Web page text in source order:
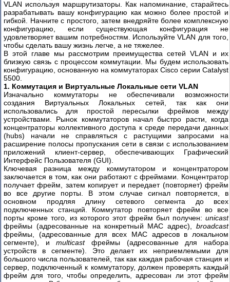
VLAN используя маршрутизаторы. Как напоминание, старайтесь
разрабатывать вашу конфигурацию как можно более простой и
гибкой. Начните с простого, затем внедряйте более комплексную
конфигурацию, если существующая конфигурация не
удовлетворяет вашим потребностям. Используйте VLAN для того,
чтобы сделать вашу жизнь легче, а не тяжелее.
В этой главе мы рассмотрим преимущества сетей VLAN и их
близкую связь с процессом коммутации. Мы будем использовать
конфигурацию, основанную на коммутаторах Cisco серии Catalyst
5500.
1. Коммутация и Виртуальные Локальные сети VLAN
Изначально коммутаторы не обеспечивали возможности
создания Виртуальных Локальных сетей, так как они
использовались для простой пересылки фреймов между
устройствами. Рынок коммутаторов начал быстро расти, когда
концентраторы коллективного доступа к среде передачи данных
(hubs) начали не справляться с растущими запросами на
расширение полосы пропускания сети в связи с использованием
приложений клиент-сервер, обеспечивающих Графический
Интерфейс Пользователя (GUI).
Ключевая разница между коммутатором и концентратором
заключается в том, как они работают с фреймами. Концентратор
получает фрейм, затем копирует и передает (повторяет) фрейм
во все другие порты. В этом случае сигнал повторяется, в
основном продляя длину сетевого сегмента до всех
подключенных станций. Коммутатор повторяет фрейм во все
порты кроме того, из которого этот фрейм был получен: unicast
фреймы (адресованные на конкретный MAC адрес), broadcast
фреймы, (адресованные для всех MAC адресов в локальном
сегменте), иmulticastфреймы (адресованные для набора
устройств в сегменте). Это делает их неприемлемыми для
большого числа пользователей, так как каждая рабочая станция и
сервер, подключенный к коммутатору, должен проверять каждый
фрейм для того, чтобы определить, адресован ли этот фрейм
Часть
1
Часть
2
Часть
3
Часть
4
Cisco
QoS
для
начинающих
Часть
1
Часть
2
Kоманды
управления
IOS
Cisco
Часть
1